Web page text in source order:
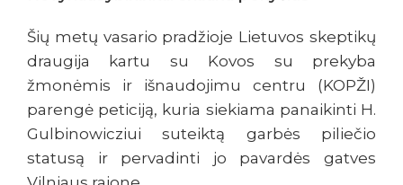
Šių metų vasario pradžioje Lietuvos skeptikų
draugija kartu su Kovos su prekyba
žmonėmis ir išnaudojimu centru (KOPŽI)
parengė peticiją, kuria siekiama panaikinti H.
Gulbinowicziui suteiktą garbės piliečio
statusą ir pervadinti jo pavardės gatves